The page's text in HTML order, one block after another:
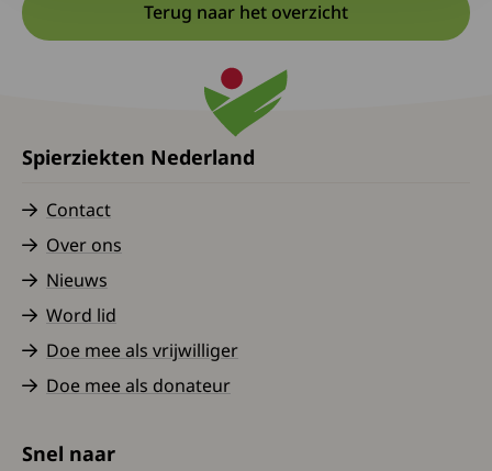
Terug naar het overzicht
Spierziekten Nederland
Contact
Over ons
Nieuws
Word lid
Doe mee als vrijwilliger
Doe mee als donateur
Snel naar